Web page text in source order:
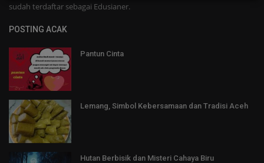
sudah terdaftar sebagai Edusianer.
POSTING ACAK
Pantun Cinta
Lemang, Simbol Kebersamaan dan Tradisi Aceh
Hutan Berbisik dan Misteri Cahaya Biru